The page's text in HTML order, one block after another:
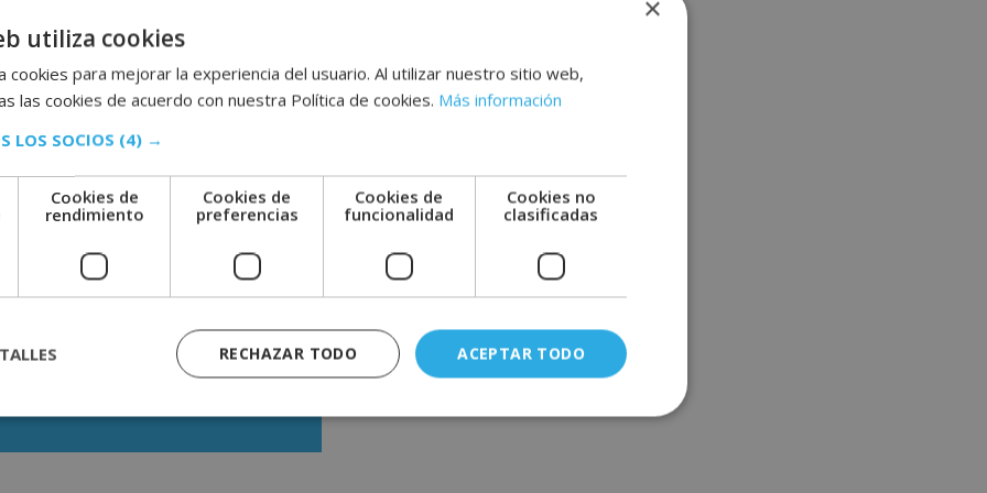
fundamentales, desde qué es el
compliance officer.
de funciones y competencias,
(CMS), así como la responsabilidad
denuncias dentro de la empresa, las
la introducción a la teoría jurídica
la responsabilidad penal del
×
utiliza cookies
cookies para mejorar la experiencia del usuario. Al utilizar nuestro sitio web,
las cookies de acuerdo con nuestra Política de cookies. Más información
LOS SOCIOS (4) →
Cookies de
rendimiento
Cookies de
preferencias
Cookies de
funcionalidad
Cookies no
clasificadas
ACEPTAR TODO
RECHAZAR TODO